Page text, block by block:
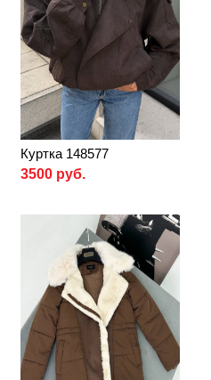
Куртка 148577
3500 руб.